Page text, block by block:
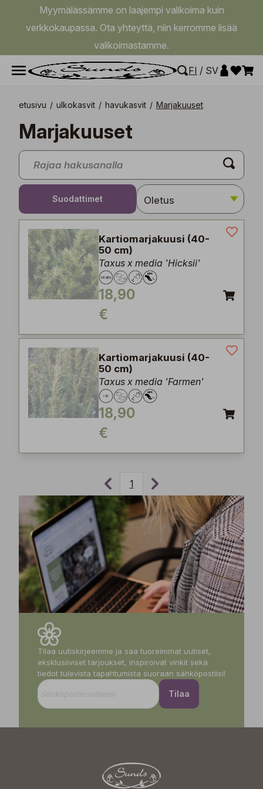
Myymälässämme on laajempi valikoima kuin
verkkokaupassa. Ota yhteyttä, niin kerromme lisää
valikoimastamme.
FI / SV
etusivu / ulkokasvit / havukasvit / Marjakuuset
Marjakuuset
Suodattimet
Kartiomarjakuusi (40-
50 cm)
Taxus x media 'Hicksii'
18,90
€
Kartiomarjakuusi (40-
50 cm)
Taxus x media 'Farmen'
18,90
€
1
Tilaa uutiskirjeemme ja saa tuoreimmat uutiset,
eksklusiiviset tarjoukset, inspiroivat vinkit sekä
tiedot tulevista tapahtumista suoraan sähköpostiisi!
Tilaa